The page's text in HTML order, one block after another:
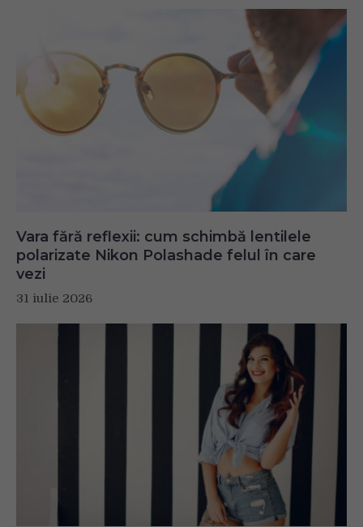
Vara fără reflexii: cum schimbă lentilele
polarizate Nikon Polashade felul în care
vezi
31 iulie 2026